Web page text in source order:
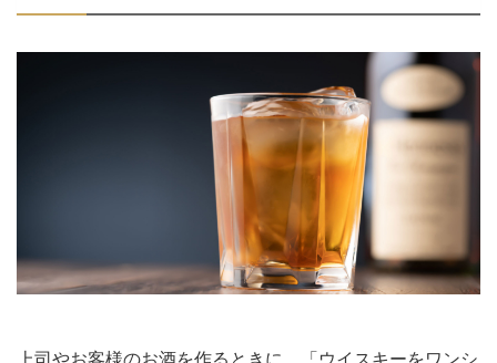
上司やお客様のお酒を作るときに、「ウイスキーをワンシ